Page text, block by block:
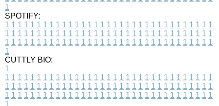
1
SPOTIFY:
1 1 1 1 1 1 1 1 1 1 1 1 1 1 1 1 1 1 1 1 1 1 1 1 1 1 1 1 1 1 1 1 1
1 1 1 1 1 1 1 1 1 1 1 1 1 1 1 1 1 1 1 1 1 1 1 1 1 1 1 1 1 1 1 1 1
1 1 1 1 1 1 1 1 1 1 1 1 1 1 1 1 1 1 1 1 1 1 1 1 1 1 1 1 1 1 1 1 1
1
CUTTLY BIO:
1
1 1 1 1 1 1 1 1 1 1 1 1 1 1 1 1 1 1 1 1 1 1 1 1 1 1 1 1 1 1 1 1 1
1 1 1 1 1 1 1 1 1 1 1 1 1 1 1 1 1 1 1 1 1 1 1 1 1 1 1 1 1 1 1 1 1
1 1 1 1 1 1 1 1 1 1 1 1 1 1 1 1 1 1 1 1 1 1 1 1 1 1 1 1 1 1 1 1 1
1